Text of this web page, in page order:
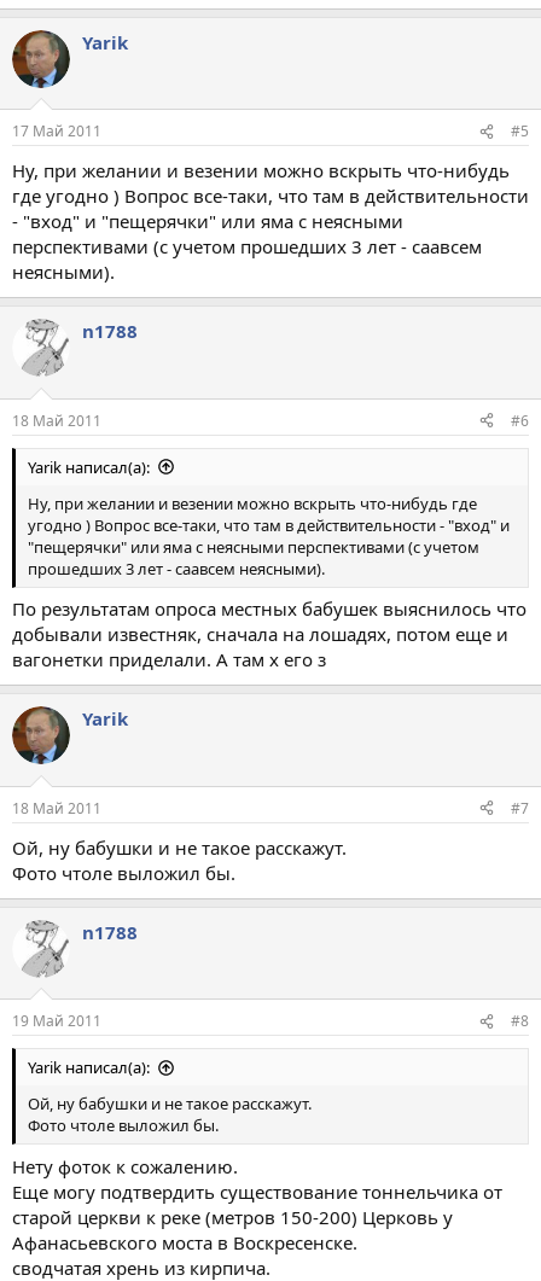
Yarik
17 Май 2011 #5
Ну, при желании и везении можно вскрыть что-нибудь
где угодно ) Вопрос все-таки, что там в действительности
- "вход" и "пещерячки" или яма с неясными
перспективами (с учетом прошедших 3 лет - саавсем
неясными).
n1788
18 Май 2011 #6
Yarik написал(а):
Ну, при желании и везении можно вскрыть что-нибудь где
угодно ) Вопрос все-таки, что там в действительности - "вход" и
"пещерячки" или яма с неясными перспективами (с учетом
прошедших 3 лет - саавсем неясными).
По результатам опроса местных бабушек выяснилось что
добывали известняк, сначала на лошадях, потом еще и
вагонетки приделали. А там х его з
Yarik
18 Май 2011 #7
Ой, ну бабушки и не такое расскажут.
Фото чтоле выложил бы.
n1788
19 Май 2011 #8
Yarik написал(а):
Ой, ну бабушки и не такое расскажут.
Фото чтоле выложил бы.
Нету фоток к сожалению.
Еще могу подтвердить существование тоннельчика от
старой церкви к реке (метров 150-200) Церковь у
Афанасьевского моста в Воскресенске.
сводчатая хрень из кирпича.